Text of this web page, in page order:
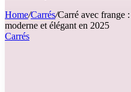
Home/Carrés/Carré avec frange
moderne et élégant en 2025
Carrés